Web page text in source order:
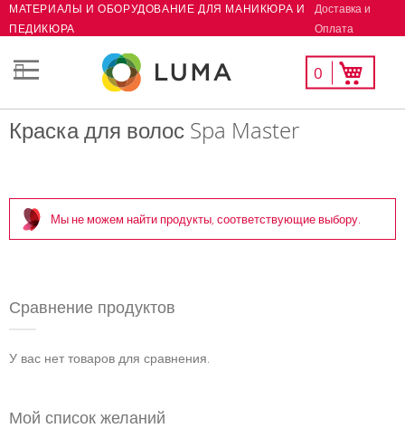
Skip
Content
МАТЕРИАЛЫ И ОБОРУДОВАНИЕ ДЛЯ МАНИКЮРА И
ПЕДИКЮРА
Доставка и
Оплата
Моя корзина
0
Мой
список
Краска для волос Spa Master
Мы не можем найти продукты, соответствующие выбору.
Сравнение продуктов
У вас нет товаров для сравнения.
Мой список желаний